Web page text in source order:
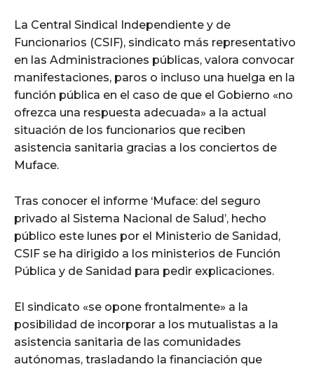
La Central Sindical Independiente y de
Funcionarios (CSIF), sindicato más representativo
en las Administraciones públicas, valora convocar
manifestaciones, paros o incluso una huelga en la
función pública en el caso de que el Gobierno «no
ofrezca una respuesta adecuada» a la actual
situación de los funcionarios que reciben
asistencia sanitaria gracias a los conciertos de
Muface.
Tras conocer el informe ‘Muface: del seguro
privado al Sistema Nacional de Salud’, hecho
público este lunes por el Ministerio de Sanidad,
CSIF se ha dirigido a los ministerios de Función
Pública y de Sanidad para pedir explicaciones.
El sindicato «se opone frontalmente» a la
posibilidad de incorporar a los mutualistas a la
asistencia sanitaria de las comunidades
autónomas, trasladando la financiación que